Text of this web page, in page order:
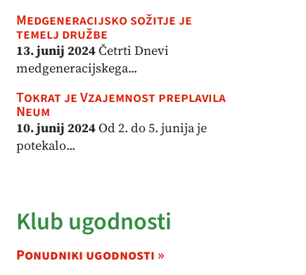
Medgeneracijsko sožitje je
temelj družbe
13. junij 2024Četrti Dnevi
medgeneracijskega...
Tokrat je Vzajemnost preplavila
Neum
10. junij 2024Od 2. do 5. junija je
potekalo...
Klub ugodnosti
Ponudniki ugodnosti »